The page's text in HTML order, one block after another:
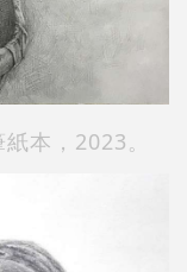
本，2023。